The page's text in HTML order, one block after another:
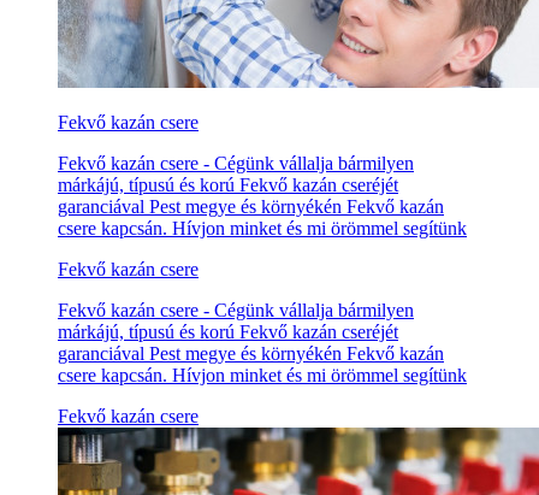
Fekvő kazán csere
Fekvő kazán csere - Cégünk vállalja bármilyen
márkájú, típusú és korú Fekvő kazán cseréjét
garanciával Pest megye és környékén Fekvő kazán
csere kapcsán. Hívjon minket és mi örömmel segítünk
Fekvő kazán csere
Fekvő kazán csere - Cégünk vállalja bármilyen
márkájú, típusú és korú Fekvő kazán cseréjét
garanciával Pest megye és környékén Fekvő kazán
csere kapcsán. Hívjon minket és mi örömmel segítünk
Fekvő kazán csere